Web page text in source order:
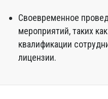
Своевременное
мероприятий, таких
квалификации
лицензии.